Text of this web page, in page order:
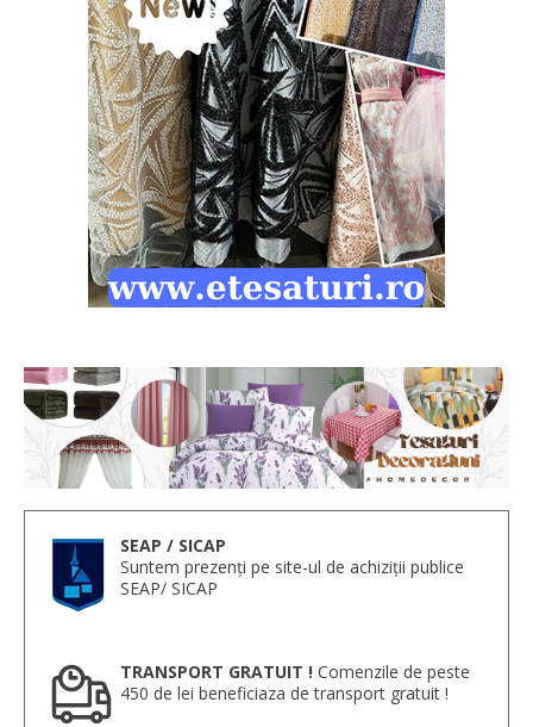
SEAP / SICAP
Suntem prezenți pe site-ul de achiziții publice
SEAP/ SICAP
TRANSPORT GRATUIT ! Comenzile de peste
450 de lei beneficiaza de transport gratuit !